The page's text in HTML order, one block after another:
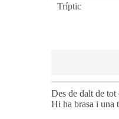
Tríptic
Des de dalt de
Hi ha brasa i una